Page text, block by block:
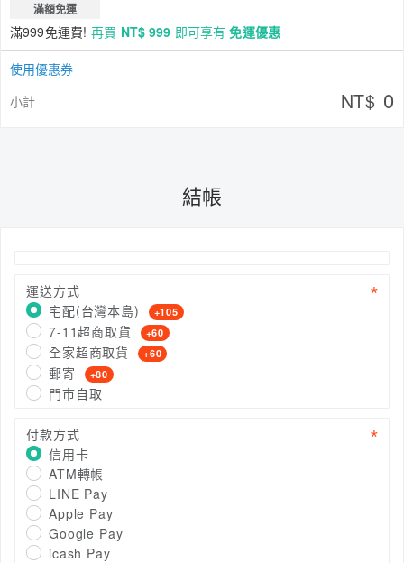
滿額免運
滿999免運費! 再買 NT$ 999 即可享有免運優惠
使用優惠券
小計
NT$ 0
結帳
運送方式
宅配(台灣本島)
+105
7-11超商取貨 +60
全家超商取貨 +60
郵寄 +80
門市自取
付款方式
信用卡
ATM轉帳
LINE Pay
Apple Pay
Google Pay
icash Pay